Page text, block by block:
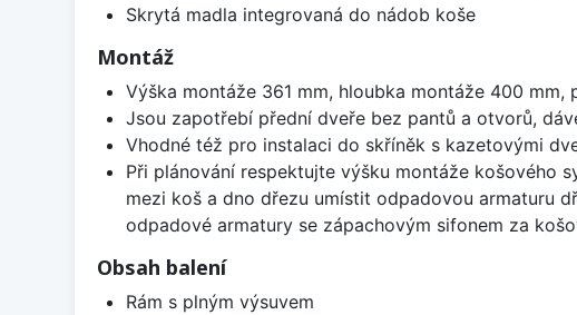
Skrytá madla integrovaná do nádob koše
Montáž
Výška montáže 361 mm, hloubka montáže 400
Jsou zapotřebí přední dveře bez pantů a otvorů,
Vhodné též pro instalaci do skříněk s kazetovými
Při plánování respektujte výšku montáže košového
mezi koš a dno dřezu umístit odpadovou armaturu
odpadové armatury se zápachovým sifonem za
Obsah balení
Rám s plným výsuvem